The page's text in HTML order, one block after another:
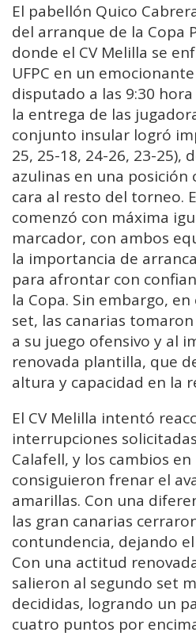
El pabellón Quico
del arranque de la Copa
donde el CV Melilla se
UFPC en un
disputado a las 9:30
la entrega de las
conjunto insular logró
25, 25-18, 24-26, 23-25),
azulinas en una
cara al resto del torneo.
comenzó con máxima
marcador, con ambos
la importancia de
para afrontar con
la Copa. Sin embargo,
set, las canarias
a su juego ofensivo y al
renovada plantilla, que
altura y capacidad en la
El CV Melilla intentó
interrupciones
Calafell, y los cambios
consiguieron frenar el
amarillas. Con una
las gran canarias
contundencia, dejando
Con una actitud
salieron al segundo set
decididas, logrando un
cuatro puntos por